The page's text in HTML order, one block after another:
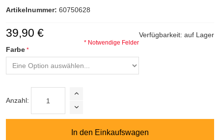
Artikelnummer: 60750628
Verfügbarkeit: auf Lager
39,90 €
Farbe
* Notwendige Felder
Anzahl:
In den Einkaufswagen